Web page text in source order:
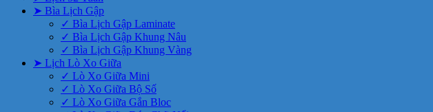
➤ Bìa Lịch Gập
✓ Bìa Lịch Gập Laminate
✓ Bìa Lịch Gập Khung Nâu
✓ Bìa Lịch Gập Khung Vàng
➤ Lịch Lò Xo Giữa
✓ Lò Xo Giữa Mini
✓ Lò Xo Giữa Bộ Số
✓ Lò Xo Giữa Gắn Bloc